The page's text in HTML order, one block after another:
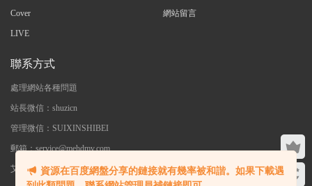
Cover
LIVE
網站留言
聯系方式
處理網站各種問題
站長微信：shuzicn
管理微信：SUIXINSHIBEI
郵箱：service@mehdmv.com
艾木微 - 專注高清無水印MV分享下載
資源在百度網盤分享的鏈接就有幾率被和諧。如果下載遇